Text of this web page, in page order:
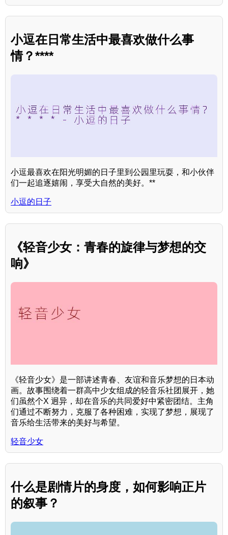
小逗在日常生活中最喜欢做什么事
情？****
小逗最喜欢在阳光明媚的日子里到公园里玩耍，和小伙伴
们一起追逐嬉闹，享受大自然的美好。**
小逗的日子
《轻音少女：青春的旋律与梦想的交
响》
《轻音少女》是一部讲述青春、友谊和音乐梦想的日本动
画。故事围绕着一群高中少女组成的轻音乐社团展开，她
们虽然个X 迥异，却在音乐的共同爱好中紧密团结。主角
们通过不断努力，克服了各种困难，实现了梦想，展现了
音乐给生活带来的美好与希望。
轻音少女
什么是剧情片的身度，如何影响正片
的叙事？